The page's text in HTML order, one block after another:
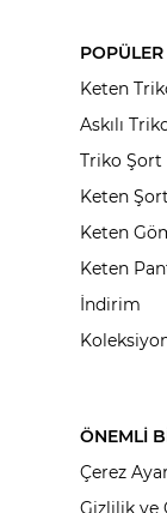
Keten
Askılı
Triko Şort
Keten Şort
Keten
Keten
İndirim
ÖNEMLİ
Çerez
Gizlilik ve